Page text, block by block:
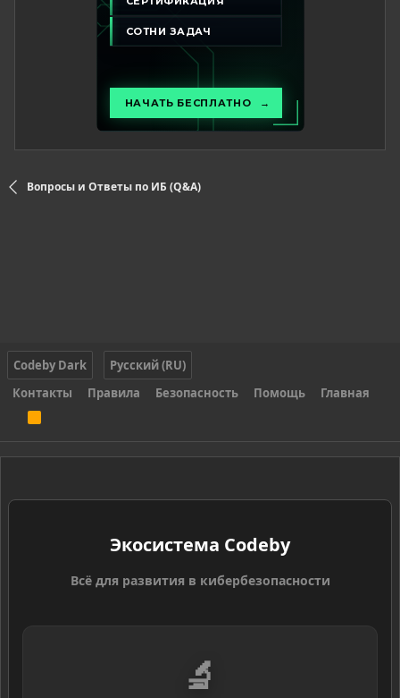
Вопросы и Ответы по ИБ (Q&A)
Codeby Dark
Русский (RU)
Контакты
Правила Безопасность Помощь Главная
S
Экосистема Codeby
Всё для развития в кибербезопасности
🔬